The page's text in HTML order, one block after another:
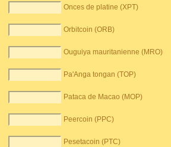
Onces de platine (XPT)
Orbitcoin (ORB)
Ouguiya mauritanienne (MRO)
Pa'Anga tongan (TOP)
Pataca de Macao (MOP)
Peercoin (PPC)
Pesetacoin (PTC)